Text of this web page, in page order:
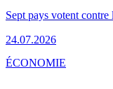
Sept pays votent
24.07.2026
ÉCONOMIE